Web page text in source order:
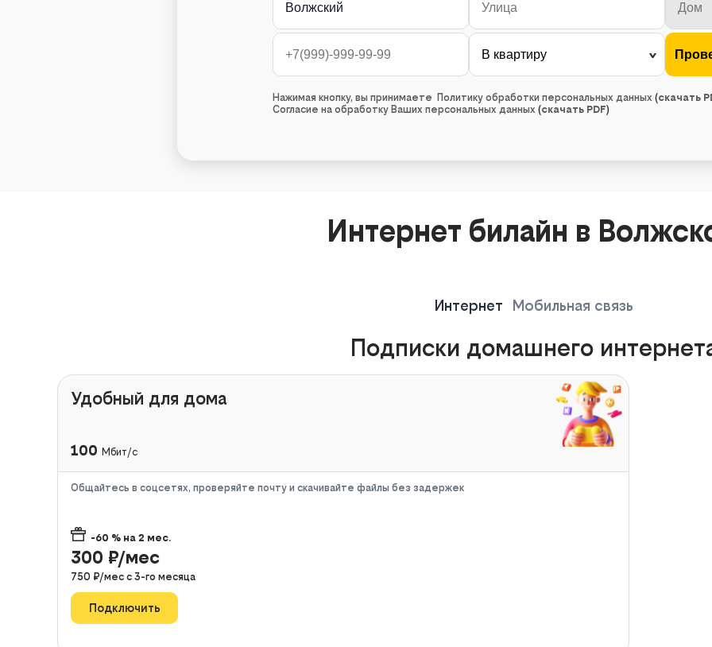
Волжский
Нажимая кнопку, вы принимаете Политику обработки персональных данных (скачать
Согласие на обработку Ваших персональных данных (скачать PDF)
Интернет билайн в
Интернет Мобильная связь
Подписки домашнего
Удобный для дома
100 Мбит/с
Общайтесь в соцсетях, проверяйте почту и скачивайте файлы без задержек
-60 % на 2 мес.
300 ₽/мес
750 ₽/мес с 3-го месяца
Подключить